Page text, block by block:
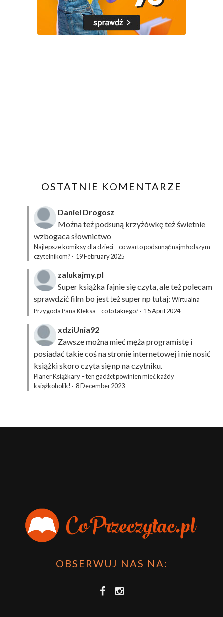
OSTATNIE KOMENTARZE
Daniel Drogosz
Można też podsuną krzyżówkęteż świetnie
wzbogaca słownictwo
Najlepsze komiksy dla dzieci – co warto podsunąć najmłodszym
czytelnikom? · 19 February 2025
zalukajmy.pl
Super książka fajnie się czyta, ale też polecam
sprawdzić film bo jest też super np tutaj: Wirtualna
Przygoda Pana Kleksa – co to takiego? · 15 April 2024
xdziUnia92
Zawsze można mieć męża programistę i
posiadać takie coś na stronie internetowej i nie nosić
książki skoro czyta się np na czytniku.
Planer Książkary – ten gadżet powinien mieć każdy
książkoholik! · 8 December 2023
OBSERWUJ NAS NA: